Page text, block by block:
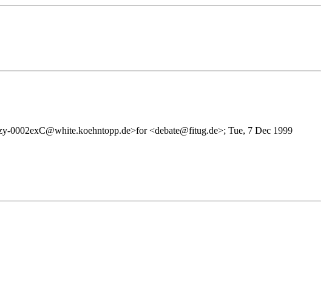
0002exC@white.koehntopp.de>for <debate@fitug.de>; Tue, 7 Dec 1999